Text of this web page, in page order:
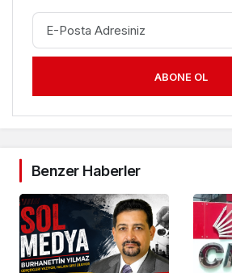
ABONE OL
Benzer Haberler